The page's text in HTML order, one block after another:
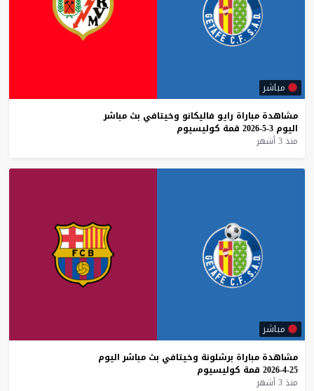
مباشر
مشاهدة مباراة رايو فاليكانو وخيتافي بث مباشر
اليوم 3-5-2026 قمة كوليسيوم
منذ 3 أشهر
مباشر
مشاهدة مباراة برشلونة وخيتافي بث مباشر اليوم
25-4-2026
قمة كوليسيوم
منذ 3 أشهر